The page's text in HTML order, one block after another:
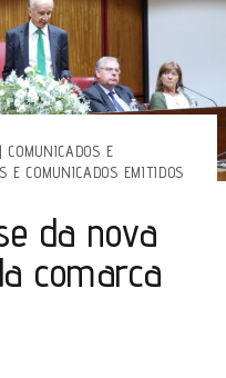
| COMUNICADOS E
E COMUNICADOS EMITIDOS
da nova
comarca